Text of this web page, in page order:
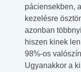
páciensekben,
kezelésre
azonban
hiszen kinek
98%-os
Ugyanakkor a